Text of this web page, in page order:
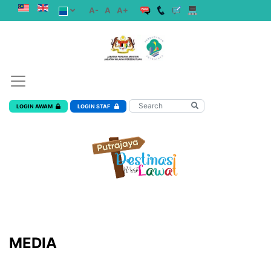
A- A A+
LOGIN AWAM LOGIN STAF
MEDIA